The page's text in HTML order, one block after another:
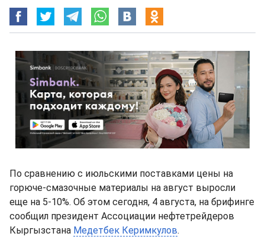
По сравнению с июльскими поставками цены на
горюче-смазочные материалы на август выросли
еще на 5-10%. Об этом сегодня, 4 августа, на брифинге
сообщил президент Ассоциации нефтетрейдеров
Кыргызстана Медетбек Керимкулов.